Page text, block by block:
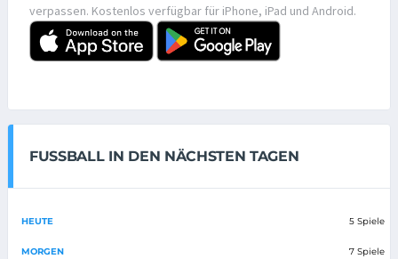
verpassen. Kostenlos verfügbar für iPhone, iPad und Android.
FUSSBALL IN DEN NÄCHSTEN TAGEN
HEUTE 5 Spiele
MORGEN 7 Spiele